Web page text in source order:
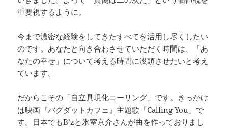
重要視するように。
今まで濃密な経験をしてきたすべてを活用し尽くしたい
のです。あなたと向き合わさせていただく時間は、「あ
なたの幸せ」について考える時間に没頭させたいと考え
ています。
だからこその「自立具現化コーリング」です。きっかけ
は映画『バグダットカフェ』主題歌「Calling You」で
す。日本でもB’zと氷室京介さんが曲を作っておりまし